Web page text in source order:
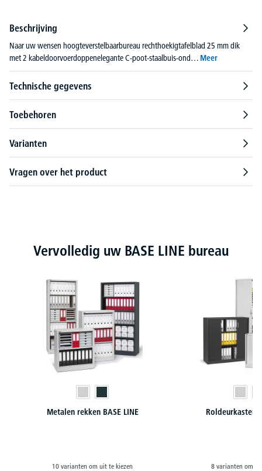
Beschrijving
Naar uw wensen hoogteverstelbaarbureau rechthoekigtafelblad 25 mm dik
met 2 kabeldoorvoerdoppenelegante C-poot-staalbuis-ond… Meer
Technische gegevens
Toebehoren
Varianten
Vragen over het product
Productgalerij overslaan
Vervolledig uw BASE LINE bureau
Metalen rekken BASE LINE
10 varianten om uit te kiezen
Roldeurkasten
8 varianten om